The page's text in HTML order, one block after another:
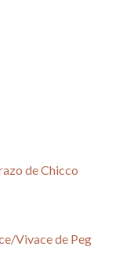
de Chicco
Vivace de Peg